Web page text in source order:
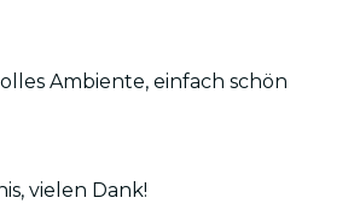
Ambiente, einfach schön
vielen Dank!